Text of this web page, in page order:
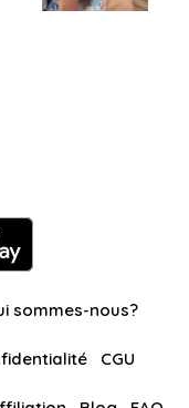
sommes-nous?
CGU